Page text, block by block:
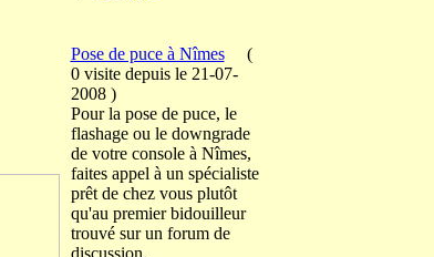
Pose de puce à Nîmes(
0 visite depuis le 21-07-
2008)
Pour la pose de puce, le
flashage ou le downgrade
de votre console à Nîmes,
faites appel à un spécialiste
prêt de chez vous plutôt
qu'au premier bidouilleur
trouvé sur un forum de
discussion.